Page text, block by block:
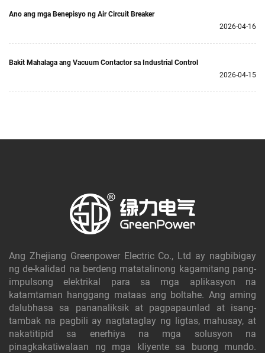
Ano ang mga Benepisyo ng Air Circuit Breaker
2026-04-16
Bakit Mahalaga ang Vacuum Contactor sa Industrial Control
2026-04-15
Ang Zhejiang Greenpower Electric Co., Ltd ay nagbibigay
ng de-kalidad na berdeng matatalinong kagamitang pang-
impulsong elektrikal para sa mga aplikasyon na
katamtaman hanggang mataas ang boltahe. Ang aming
dalubhasa sa pananaliksik at pagpapaunlad at isang-
tambak na pagbili ay nagtataglay ng ligtas, mahusay, at
nakatitipid sa enerhiya na mga solusyon na
pinagkakatiwalaan ng mga kliyente sa buong mundo.